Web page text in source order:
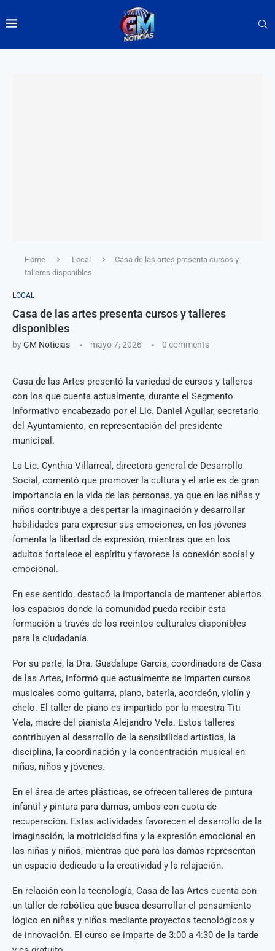
Home Local
Casa de las artes presenta cursos y
talleres disponibles
LOCAL
Casa de las artes presenta cursos y talleres
disponibles
byGM Noticias mayo 7, 2026 0 comments
Casa de las Artes presentó la variedad de cursos y talleres
con los que cuenta actualmente, durante el Segmento
Informativo encabezado por el Lic. Daniel Aguilar, secretario
del Ayuntamiento, en representación del presidente
municipal.
La Lic. Cynthia Villarreal, directora general de Desarrollo
Social, comentó que promover la cultura y el arte es de gran
importancia en la vida de las personas, ya que en las niñas y
niños contribuye a despertar la imaginación y desarrollar
habilidades para expresar sus emociones, en los jóvenes
fomenta la libertad de expresión, mientras que en los
adultos fortalece el espíritu y favorece la conexión social y
emocional.
En ese sentido, destacó la importancia de mantener abiertos
los espacios donde la comunidad pueda recibir esta
formación a través de los recintos culturales disponibles
para la ciudadanía.
Por su parte, la Dra. Guadalupe García, coordinadora de Casa
de las Artes, informó que actualmente se imparten cursos
musicales como guitarra, piano, batería, acordeón, violín y
chelo. El taller de piano es impartido por la maestra Titi
Vela, madre del pianista Alejandro Vela. Estos talleres
contribuyen al desarrollo de la sensibilidad artística, la
disciplina, la coordinación y la concentración musical en
niñas, niños y jóvenes.
En el área de artes plásticas, se ofrecen talleres de pintura
infantil y pintura para damas, ambos con cuota de
recuperación. Estas actividades favorecen el desarrollo de la
imaginación, la motricidad fina y la expresión emocional en
las niñas y niños, mientras que para las damas representan
un espacio dedicado a la creatividad y la relajación.
En relación con la tecnología, Casa de las Artes cuenta con
un taller de robótica que busca desarrollar el pensamiento
lógico en niñas y niños mediante proyectos tecnológicos y
de innovación. El curso se imparte de 3:00 a 4:30 de la tarde